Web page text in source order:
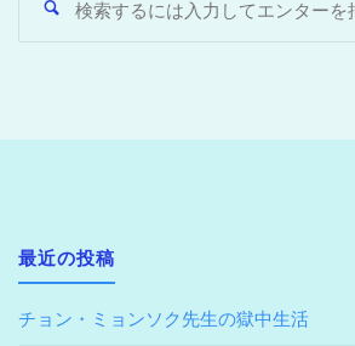
最近の投稿
チョン・ミョンソク先生の獄中生活